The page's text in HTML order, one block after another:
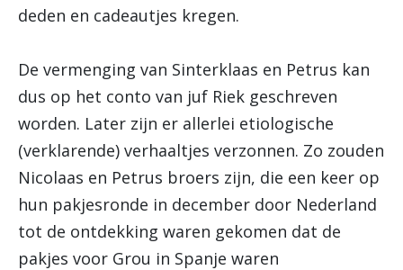
deden en cadeautjes kregen.
De vermenging van Sinterklaas en Petrus kan
dus op het conto van juf Riek geschreven
worden. Later zijn er allerlei etiologische
(verklarende) verhaaltjes verzonnen. Zo zouden
Nicolaas en Petrus broers zijn, die een keer op
hun pakjesronde in december door Nederland
tot de ontdekking waren gekomen dat de
pakjes voor Grou in Spanje waren